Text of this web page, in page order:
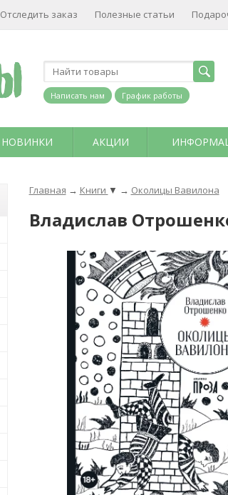
Отследить заказ Полезные статьи
Написать нам График работы
НОВИНКИ АКЦИИ
Главная → Книги ▼ → Околицы Вавилона
Владислав